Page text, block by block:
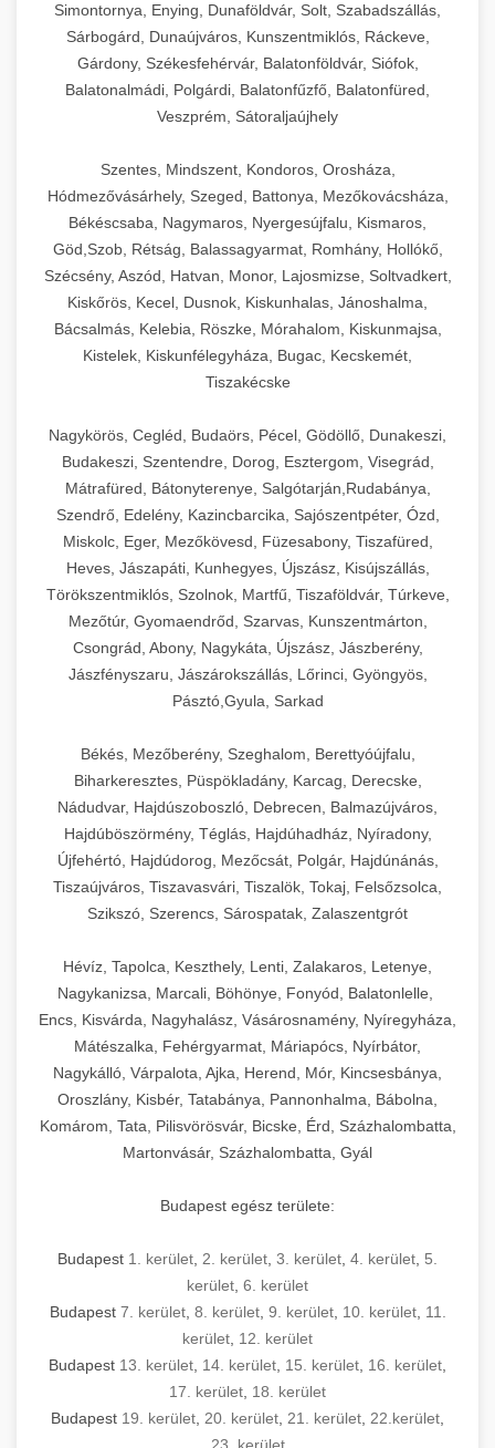
Simontornya, Enying, Dunaföldvár, Solt, Szabadszállás,
Sárbogárd, Dunaújváros, Kunszentmiklós, Ráckeve,
Gárdony, Székesfehérvár, Balatonföldvár, Siófok,
Balatonalmádi, Polgárdi, Balatonfűzfő, Balatonfüred,
Veszprém, Sátoraljaújhely
Szentes, Mindszent, Kondoros, Orosháza,
Hódmezővásárhely, Szeged, Battonya, Mezőkovácsháza,
Békéscsaba, Nagymaros, Nyergesújfalu, Kismaros,
Göd,Szob, Rétság, Balassagyarmat, Romhány, Hollókő,
Szécsény, Aszód, Hatvan, Monor, Lajosmizse, Soltvadkert,
Kiskőrös, Kecel, Dusnok, Kiskunhalas, Jánoshalma,
Bácsalmás, Kelebia, Röszke, Mórahalom, Kiskunmajsa,
Kistelek, Kiskunfélegyháza, Bugac, Kecskemét,
Tiszakécske
Nagykörös, Cegléd, Budaörs, Pécel, Gödöllő, Dunakeszi,
Budakeszi, Szentendre, Dorog, Esztergom, Visegrád,
Mátrafüred, Bátonyterenye, Salgótarján,Rudabánya,
Szendrő, Edelény, Kazincbarcika, Sajószentpéter, Ózd,
Miskolc, Eger, Mezőkövesd, Füzesabony, Tiszafüred,
Heves, Jászapáti, Kunhegyes, Újszász, Kisújszállás,
Törökszentmiklós, Szolnok, Martfű, Tiszaföldvár, Túrkeve,
Mezőtúr, Gyomaendrőd, Szarvas, Kunszentmárton,
Csongrád, Abony, Nagykáta, Újszász, Jászberény,
Jászfényszaru, Jászárokszállás, Lőrinci, Gyöngyös,
Pásztó,Gyula, Sarkad
Békés, Mezőberény, Szeghalom, Berettyóújfalu,
Biharkeresztes, Püspökladány, Karcag, Derecske,
Nádudvar, Hajdúszoboszló, Debrecen, Balmazújváros,
Hajdúböszörmény, Téglás, Hajdúhadház, Nyíradony,
Újfehértó, Hajdúdorog, Mezőcsát, Polgár, Hajdúnánás,
Tiszaújváros, Tiszavasvári, Tiszalök, Tokaj, Felsőzsolca,
Szikszó, Szerencs, Sárospatak, Zalaszentgrót
Hévíz, Tapolca, Keszthely, Lenti, Zalakaros, Letenye,
Nagykanizsa, Marcali, Böhönye, Fonyód, Balatonlelle,
Encs, Kisvárda, Nagyhalász, Vásárosnamény, Nyíregyháza,
Mátészalka, Fehérgyarmat, Máriapócs, Nyírbátor,
Nagykálló, Várpalota, Ajka, Herend, Mór, Kincsesbánya,
Oroszlány, Kisbér, Tatabánya, Pannonhalma, Bábolna,
Komárom, Tata, Pilisvörösvár, Bicske, Érd, Százhalombatta,
Martonvásár, Százhalombatta, Gyál
Budapest egész területe:
Budapest 1. kerület 2. kerület 3. kerület 4. kerület 5.
kerület 6. kerület
Budapest 7. kerület, 8. kerület, 9. kerület, 10. kerület, 11.
kerület 12. kerület
Budapest 13. kerület 14. kerület 15. kerület 16. kerület
17. kerület 18. kerület
Budapest 19. kerület 20. kerület 21. kerület 22.kerület